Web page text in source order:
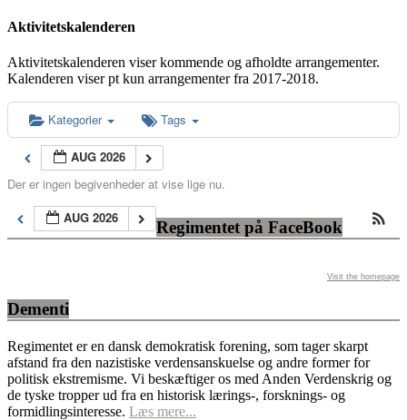
Aktivitetskalenderen
Aktivitetskalenderen viser kommende og afholdte arrangementer.
Kalenderen viser pt kun arrangementer fra 2017-2018.
Kategorier Tags
AUG 2026
Der er ingen begivenheder at vise lige nu.
AUG 2026
Regimentet på FaceBook
Visit the homepage
Dementi
Regimentet er en dansk demokratisk forening, som tager skarpt
afstand fra den nazistiske verdensanskuelse og andre former for
politisk ekstremisme. Vi beskæftiger os med Anden Verdenskrig og
de tyske tropper ud fra en historisk lærings-, forsknings- og
formidlingsinteresse. Læs mere...